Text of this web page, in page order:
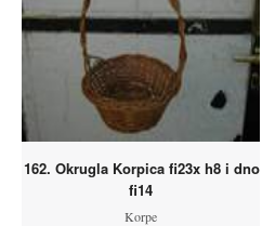
162. Okrugla Korpica fi23x h8 i dno
fi14
Korpe